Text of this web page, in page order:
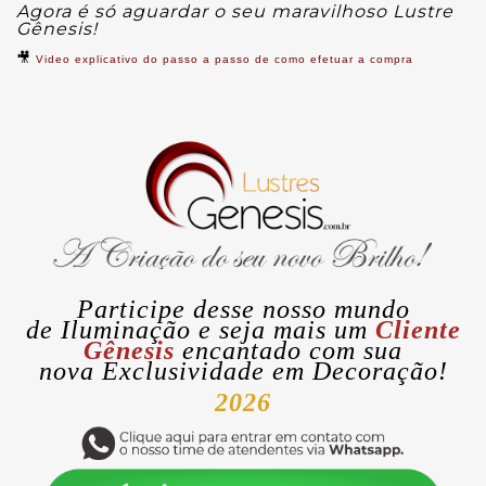
Agora é só aguardar o seu maravilhoso Lustre
Gênesis!
🎥 Video explicativo do passo a passo de como efetuar a compra
Participe desse nosso mundo
de Iluminação e seja mais um Cliente
Gênesis encantado com sua
novaExclusividade em Decoração!
2026